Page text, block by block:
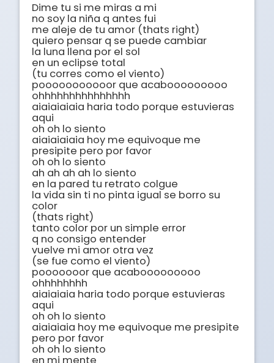
Dime tu si me miras a mi
no soy la niña q antes fui
me aleje de tu amor (thats right)
quiero pensar q se puede cambiar
la luna llena por el sol
en un eclipse total
(tu corres como el viento)
pooooooooooor que acabooooooooo
ohhhhhhhhhhhhhhh
aiaiaiaiaia haria todo porque estuvieras
aqui
oh oh lo siento
aiaiaiaiaia hoy me equivoque me
presipite pero por favor
oh oh lo siento
ah ah ah ah lo siento
en la pared tu retrato colgue
la vida sin ti no pinta igual se borro su
color
(thats right)
tanto color por un simple error
q no consigo entender
vuelve mi amor otra vez
(se fue como el viento)
pooooooor que acabooooooooo
ohhhhhhhh
aiaiaiaia haria todo porque estuvieras
aqui
oh oh lo siento
aiaiaiaia hoy me equivoque me presipite
pero por favor
oh oh lo siento